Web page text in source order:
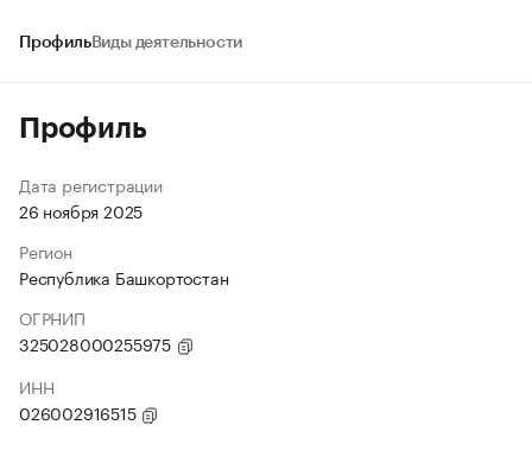
ПрофильВиды деятельности
Профиль
Дата регистрации
26 ноября 2025
Регион
Республика Башкортостан
ОГРНИП
325028000255975
ИНН
026002916515